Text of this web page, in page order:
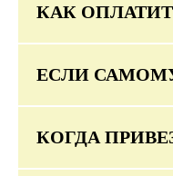
КАК
ЕСЛИ
КОГДА